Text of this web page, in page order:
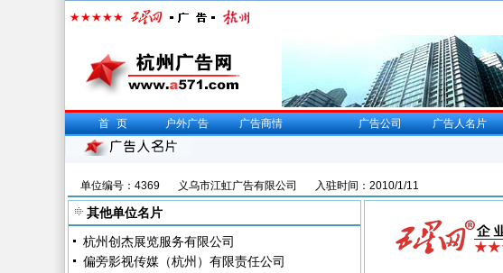
首页 户外广告 广告商情 广告公司 广告人名片
单位编号：4369 义乌市江虹广告有限公司 入驻时间：2010/1/11
其他单位名片
杭州创杰展览服务有限公司
偏旁影视传媒（杭州）有限责任公司